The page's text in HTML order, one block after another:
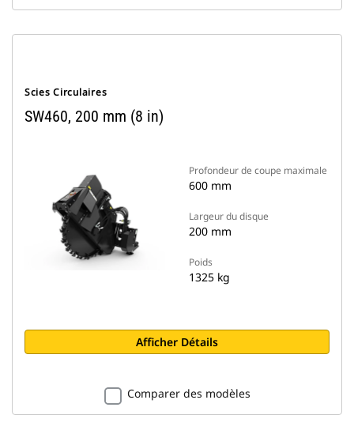
Scies Circulaires
SW460, 200 mm (8 in)
Profondeur de coupe maximale
600 mm
Largeur du disque
200 mm
Poids
1325 kg
Afficher Détails
Comparer des modèles